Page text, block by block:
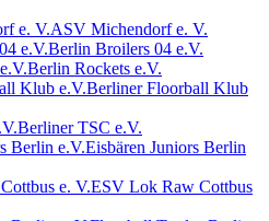
ASV Michendorf e. V.
Berlin Broilers 04 e.V.
Berlin Rockets e.V.
Berliner Floorball Klub
Berliner TSC e.V.
Eisbären Juniors Berlin
ESV Lok Raw Cottbus